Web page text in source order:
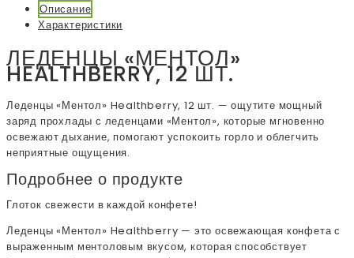
Описание
Характеристики
ЛЕДЕНЦЫ «МЕНТОЛ»
HEALTHBERRY, 12 ШТ.
Леденцы «Ментол» Healthberry, 12 шт. — ощутите мощный
заряд прохлады с леденцами «Ментол», которые мгновенно
освежают дыхание, помогают успокоить горло и облегчить
неприятные ощущения.
Подробнее о продукте
Глоток свежести в каждой конфете!
Леденцы «Ментол» Healthberry — это освежающая конфета с
выраженным ментоловым вкусом, которая способствует